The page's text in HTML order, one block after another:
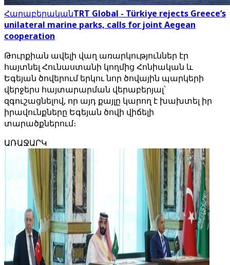
ՀարաբերականTRT Global - Türkiye rejects Greece’s
unilateral marine parks, calls for joint Aegean
cooperation
Թուրքիան ավելի վաղ առարկություններ էր
հայտնել Հունաստանի կողմից Հոնիական և
Եգեյան ծովերում երկու նոր ծովային պարկերի
վերջերս հայտարարման վերաբերյալ՝
զգուշացնելով, որ այդ քայլը կարող է խախտել իր
իրավունքները Եգեյան ծովի վիճելի
տարածքներում։
ԱՌԱՋԱՐԿ